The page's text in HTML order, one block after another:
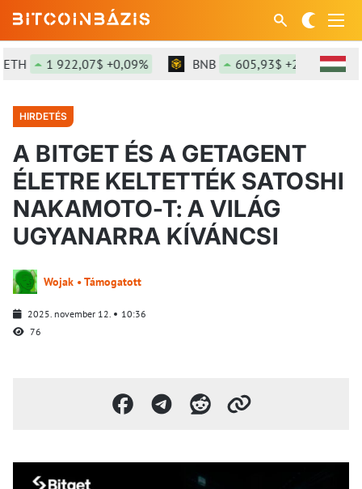
1 922,07$ +0,09% BNB 605,93$ +2,23%
HIRDETÉS
A BITGET ÉS A GETAGENT
ÉLETRE KELTETTÉK SATOSHI
NAKAMOTO-T: A VILÁG
UGYANARRA KÍVÁNCSI
Wojak • Támogatott
2025. november 12.
10:36
76